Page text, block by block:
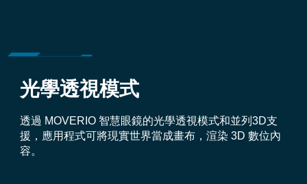
光學透視模式
透過 MOVERIO 智慧眼鏡的光學透視模式和並列3D支
援，應用程式可將現實世界當成畫布，渲染 3D 數位內
容。